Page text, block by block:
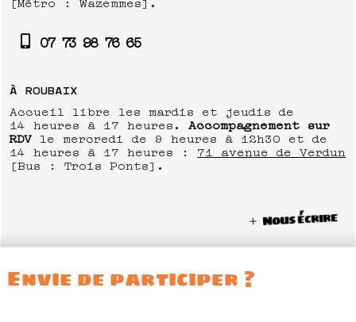
07 73 98 76 65
À ROUBAIX
Accueil libre les mardis et jeudis de
14 heures à 17 heures. Accompagnement sur
RDV le mercredi de 9 heures à 12h30 et de
14 heures à 17 heures : 71 avenue de Verdun
[Bus : Trois Ponts].
Nous écrire
Envie de participer ?